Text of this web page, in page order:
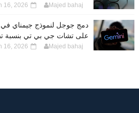
Majed bahaj
16, 2026
دمج جوجل لنموذج جيمناي في
على تشات جي بي تي بنسبة تصل إلى
Majed bahaj
16, 2026